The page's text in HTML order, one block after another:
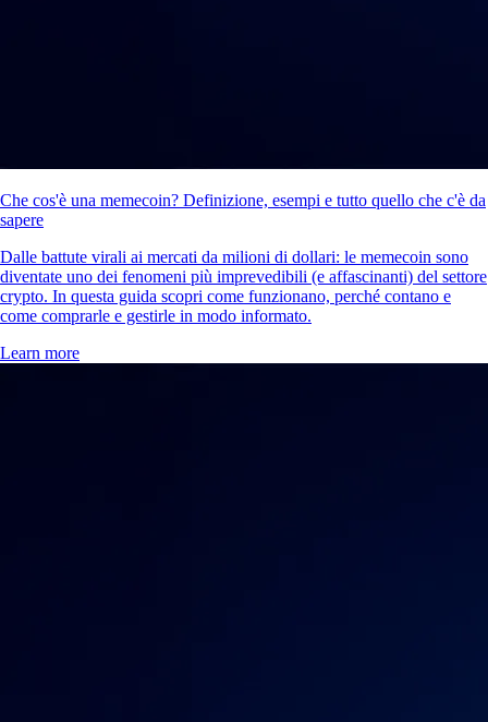
Che cos'è una memecoin? Definizione, esempi e tutto quello che c'è da
sapere
Dalle battute virali ai mercati da milioni di dollari: le memecoin sono
diventate uno dei fenomeni più imprevedibili (e affascinanti) del settore
crypto. In questa guida scopri come funzionano, perché contano e
come comprarle e gestirle in modo informato.
Learn more